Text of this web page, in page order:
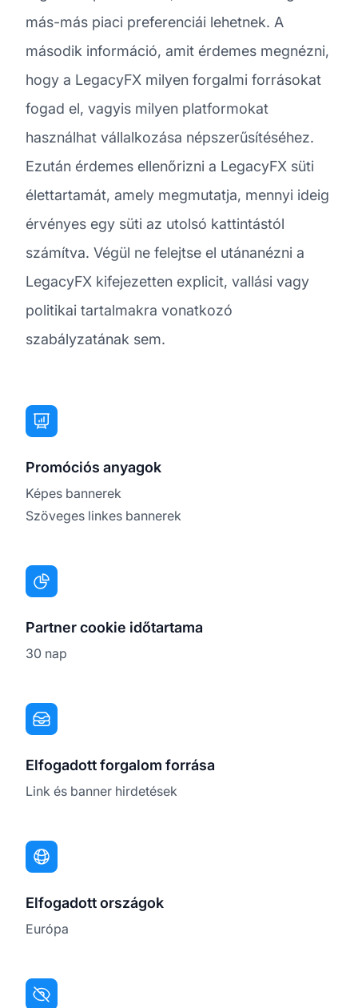
más-más piaci preferenciái lehetnek. A
második információ, amit érdemes megnézni,
hogy a LegacyFX milyen forgalmi forrásokat
fogad el, vagyis milyen platformokat
használhat vállalkozása népszerűsítéséhez.
Ezután érdemes ellenőrizni a LegacyFX süti
élettartamát, amely megmutatja, mennyi ideig
érvényes egy süti az utolsó kattintástól
számítva. Végül ne felejtse el utánanézni a
LegacyFX kifejezetten explicit, vallási vagy
politikai tartalmakra vonatkozó
szabályzatának sem.
Promóciós anyagok
Képes bannerek
Szöveges linkes bannerek
Partner cookie időtartama
30 nap
Elfogadott forgalom forrása
Link és banner hirdetések
Elfogadott országok
Európa